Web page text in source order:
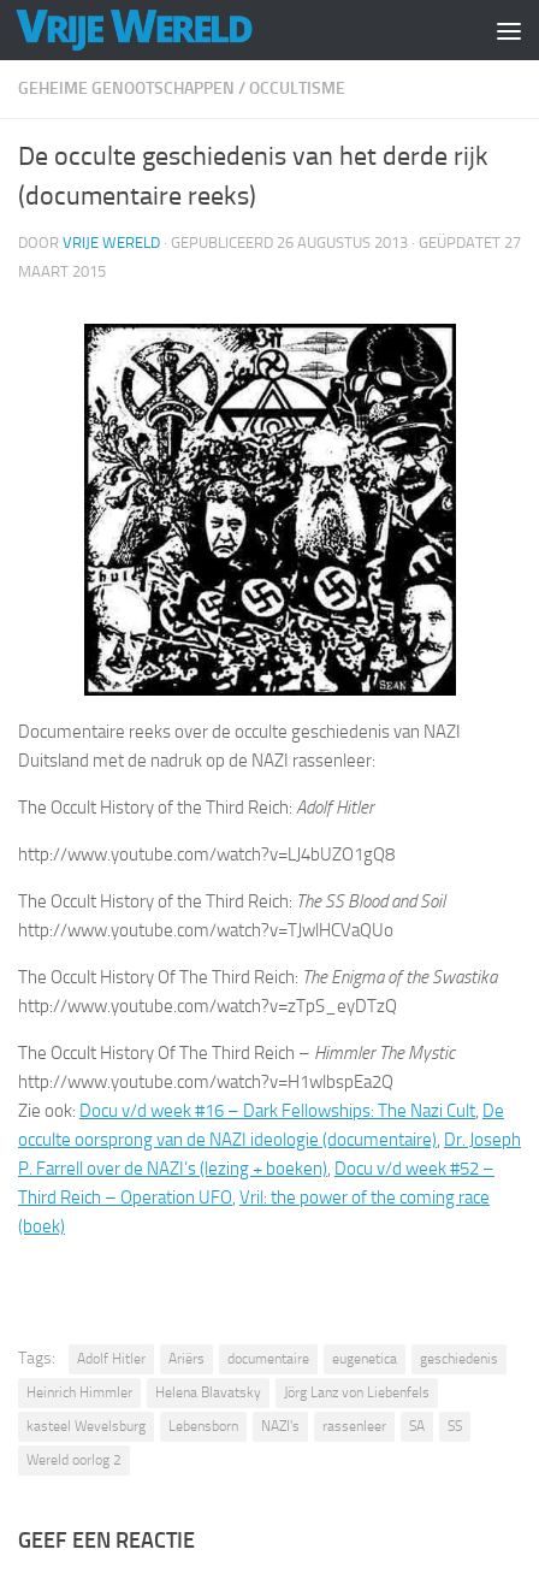
Doorgaan naar inhoud
GEHEIME GENOOTSCHAPPEN /OCCULTISME
De occulte geschiedenis van het derde rijk
(documentaire reeks)
DOOR VRIJE WERELD · GEPUBLICEERD 26 AUGUSTUS 2013 · GEÜPDATET 27
MAART 2015
Documentaire reeks over de occulte geschiedenis van NAZI
Duitsland met de nadruk op de NAZI rassenleer:
The Occult History of the Third Reich: Adolf Hitler
http://www.youtube.com/watch?v=LJ4bUZO1gQ8
The Occult History of the Third Reich: The SS Blood and Soil
http://www.youtube.com/watch?v=TJwlHCVaQUo
The Occult History Of The Third Reich: The Enigma of the Swastika
http://www.youtube.com/watch?v=zTpS_eyDTzQ
The Occult History Of The Third Reich – Himmler The Mystic
http://www.youtube.com/watch?v=H1wlbspEa2Q
Zie ook: Docu v/d week #16 – Dark Fellowships: The Nazi Cult, De
occulte oorsprong van de NAZI ideologie (documentaire), Dr. Joseph
P. Farrell over de NAZI’s (lezing + boeken), Docu v/d week #52 –
Third Reich – Operation UFO, Vril: the power of the coming race
(boek)
Tags: Adolf Hitler Ariërs documentaire eugenetica
geschiedenis
Heinrich Himmler
Helena Blavatsky
Jörg Lanz von Liebenfels
kasteel Wevelsburg
Lebensborn NAZI's rassenleer SA
SS
Wereld oorlog 2
GEEF EEN REACTIE